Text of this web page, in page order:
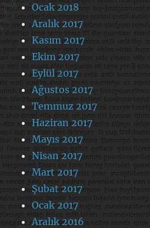
Ocak 2018
Aralık 2017
Kasım 2017
Ekim 2017
Eylül 2017
Ağustos 2017
Temmuz 2017
Haziran 2017
Mayıs 2017
Nisan 2017
Mart 2017
Şubat 2017
Ocak 2017
Aralık 2016